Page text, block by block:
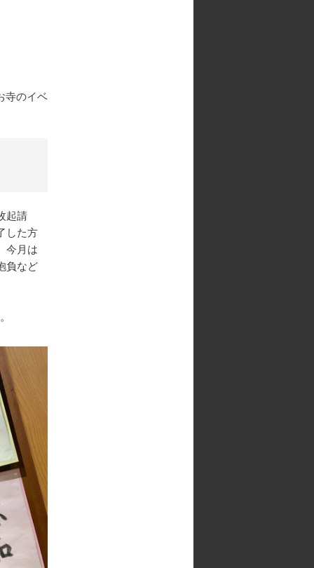
寺のイベ
起請
した方
今月は
負など